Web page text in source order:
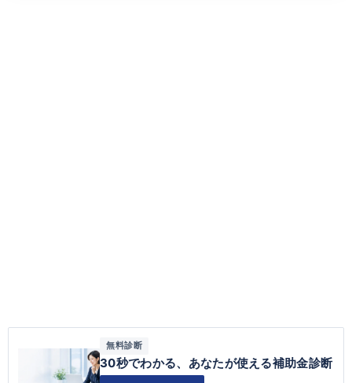
無料診断
30秒でわかる、あなたが使える補助金診断